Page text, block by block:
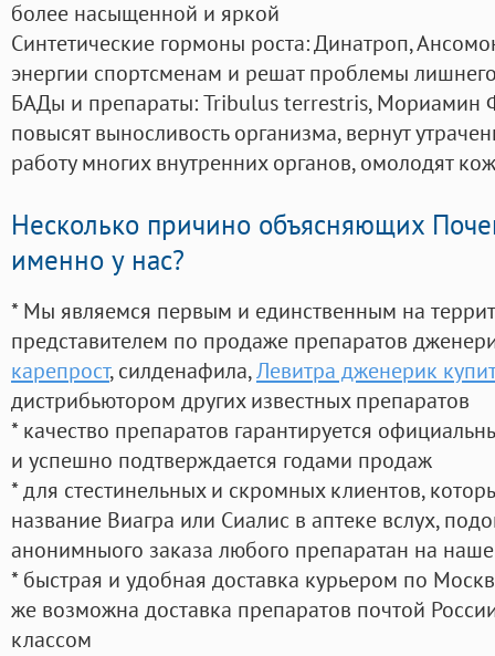
более насыщенной и яркой
Синтетические гормоны роста: Динатроп,
энергии спортсменам и решат проблемы
БАДы и препараты:Tribulus terrestris, Мориамин
повысят выносливость организма, вернут
работу многих внутренних органов, омолодят
Несколько причино объясняющих
именно у нас?
* Мы являемся первым и единственным на
представителем по продаже препаратов
карепрост, силденафила,Левитра дженерик
дистрибьютором других известных препаратов
* качество препаратов гарантируется
и успешно подтверждается годами продаж
* для стестинельных и скромных клиентов,
название Виагра или Сиалис в аптеке вслух,
анонимныого заказа любого препаратан на
* быстрая и удобная доставка курьером по
же возможна доставка препаратов почтой
классом